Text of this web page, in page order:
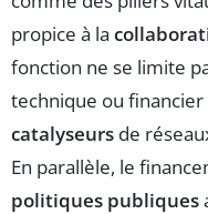
propice à la
fonction ne se limite
technique ou
catalyseurs de
En parallèle, le
politiques publiques